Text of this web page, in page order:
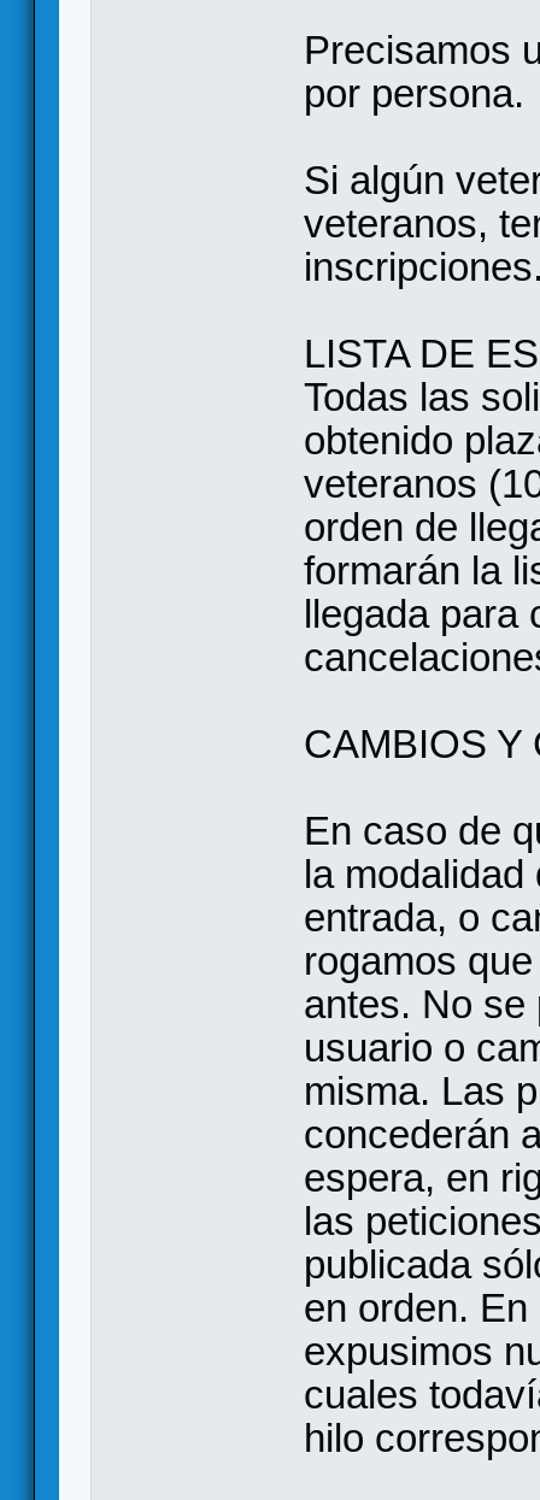
Precisamos
por persona.
Si algún
veteranos,
LISTA DE
Todas las
obtenido
veteranos
orden de
formarán la
llegada para
CAMBIOS Y
En caso de
la
entrada, o
rogamos
antes. No se
usuario o
misma. Las
concederán
espera, en
las
publicada
en orden.
expusimos
cuales
hilo